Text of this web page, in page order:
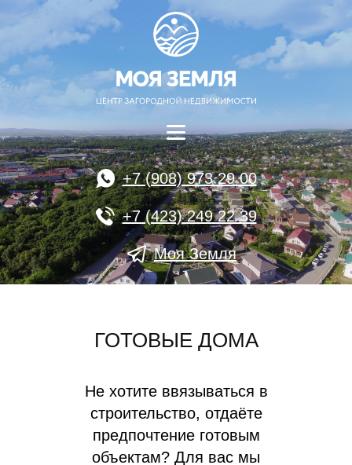
+7 (908) 973 29 00
+7 (423) 249 22 39
Моя Земля
ГОТОВЫЕ ДОМА
Не хотите ввязываться в
строительство, отдаёте
предпочтение готовым
объектам? Для вас мы